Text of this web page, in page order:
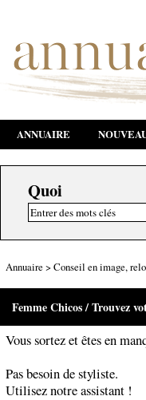
ANNUAIRE
Quoi
Annuaire > Conseil en image,
Femme Chicos / Trouvez
Vous sortez et êtes en
Pas besoin de styliste.
Utilisez notre assistant !